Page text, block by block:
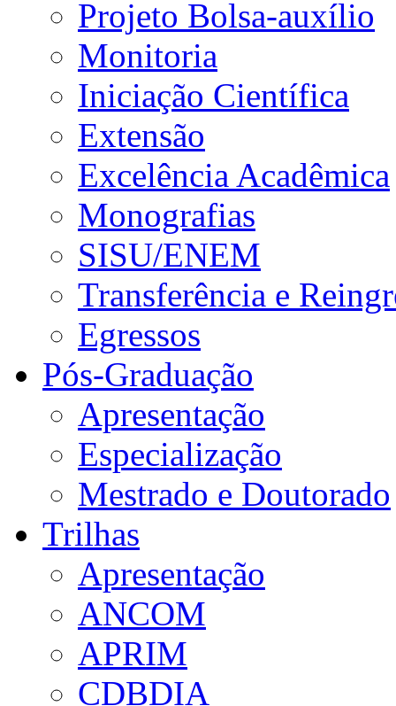
Projeto Bolsa-auxílio
Monitoria
Iniciação Científica
Extensão
Excelência Acadêmica
Monografias
SISU/ENEM
Transferência e
Egressos
Pós-Graduação
Apresentação
Especialização
Mestrado e Doutorado
Trilhas
Apresentação
ANCOM
APRIM
CDBDIA